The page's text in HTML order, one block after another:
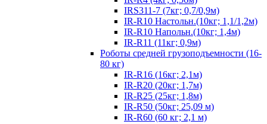
IRS311-7 (7кг; 0,7/0,9м)
IR-R10 Настольн.(10кг; 1,1/1,2м)
IR-R10 Напольн.(10кг; 1,4м)
IR-R11 (11кг; 0,9м)
Роботы средней грузоподъемности (16-
80 кг)
IR-R16 (16кг; 2,1м)
IR-R20 (20кг; 1,7м)
IR-R25 (25кг; 1,8м)
IR-R50 (50кг; 25,09 м)
IR-R60 (60 кг; 2,1 м)